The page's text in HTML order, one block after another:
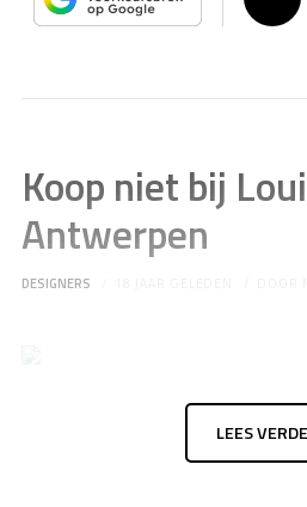
Koop niet bij
Antwerpen
DESIGNERS
LEES